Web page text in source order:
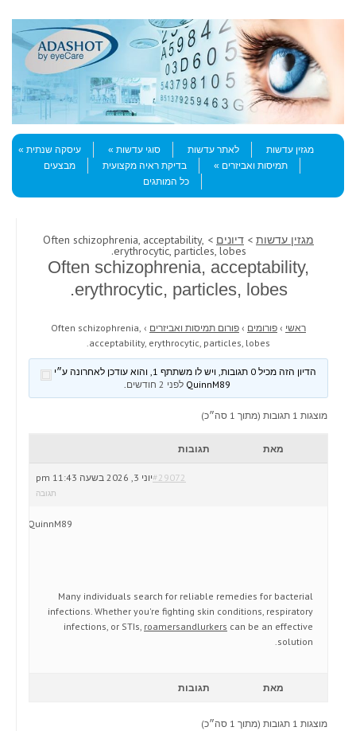
Menu
Skip to content
מגזין עדשות
לאתר עדשות סוגי עדשות
עיסקה שנתית
תמיסות ואביזרים
בדיקת ראיה מקצועית
מבצעים
כל המותגים
מגזין עדשות > דיונים > Often schizophrenia, acceptability,
erythrocytic, particles, lobes.
Often schizophrenia, acceptability,
erythrocytic, particles, lobes.
ראשי › פורומים › פורום תמיסות ואביזרים ›
Often schizophrenia,
acceptability, erythrocytic, particles, lobes.
הדיון הזה מכיל 0 תגובות, ויש לו משתתף 1, והוא עודכן לאחרונה ע״י
לפני 2 חודשים .
מוצגות 1 תגובות (מתוך 1 סה״כ)
מאת תגובות
יוני 3, 2026 בשעה 11:43 pm#29072
תגובה
QuinnM89
Many individuals search for reliable remedies for bacterial
infections. Whether you're fighting skin conditions, respiratory
infections, or STIs, roamersandlurkers can be an effective
solution.
מאת תגובות
מוצגות 1 תגובות (מתוך 1 סה״כ)